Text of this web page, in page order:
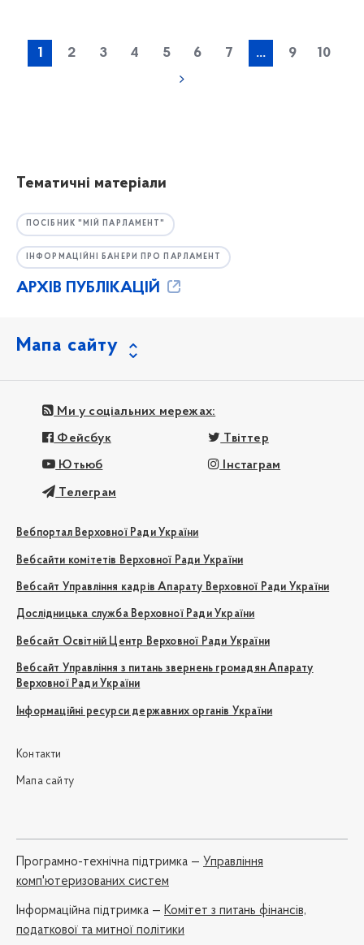
1 2 3 4 5 6 7 ... 9 10
Тематичні матеріали
ПОСІБНИК "МІЙ ПАРЛАМЕНТ"
ІНФОРМАЦІЙНІ БАНЕРИ ПРО ПАРЛАМЕНТ
АРХІВ ПУБЛІКАЦІЙ
Мапа сайту
Ми у соціальних мережах:
Фейсбук Твіттер
Ютьюб Інстаграм
Телеграм
Вебпортал Верховної Ради України
Вебсайти комітетів Верховної Ради України
Вебсайт Управління кадрів Апарату Верховної Ради України
Дослідницька служба Верховної Ради України
Вебсайт Освітній Центр Верховної Ради України
Вебсайт Управління з питань звернень громадян Апарату
Верховної Ради України
Інформаційні ресурси державних органів України
Контакти
Мапа сайту
Програмно-технічна підтримка — Управління
комп'ютеризованих систем
Iнформаційна підтримка — Комітет з питань фінансів,
податкової та митної політики